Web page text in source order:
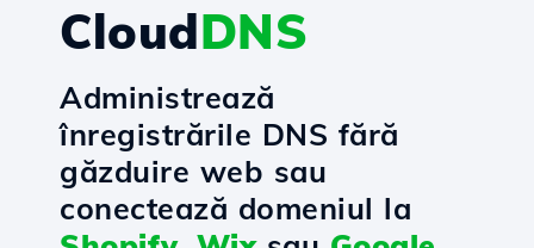
CloudDNS
Administrează
înregistrările DNS fără
găzduire web sau
conectează domeniul la